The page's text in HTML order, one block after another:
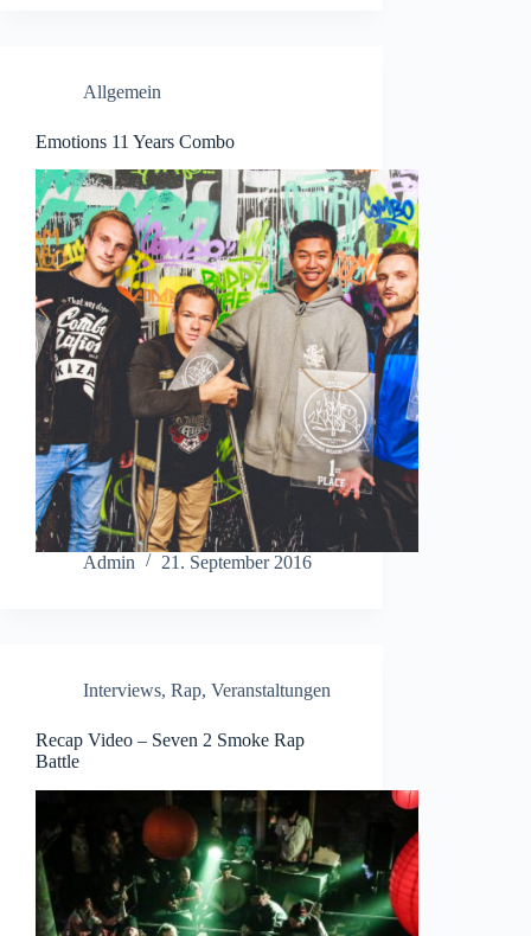
Allgemein
Emotions 11 Years Combo
Admin 21. September 2016
Interviews, Rap, Veranstaltungen
Recap Video – Seven 2 Smoke Rap
Battle